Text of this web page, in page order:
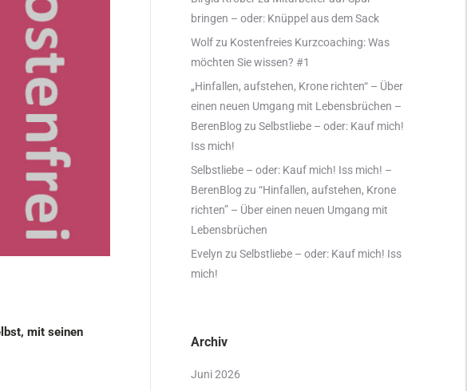
mit seinen
bringen – oder: Knüppel aus dem Sack
Wolfzu Kostenfreies Kurzcoaching: Was
möchten Sie wissen? #1
„Hinfallen, aufstehen, Krone richten“ – Über
einen neuen Umgang mit Lebensbrüchen –
BerenBlog zu Selbstliebe – oder: Kauf mich!
Iss mich!
Selbstliebe – oder: Kauf mich! Iss mich! –
BerenBlog zu “Hinfallen, aufstehen, Krone
richten” – Über einen neuen Umgang mit
Lebensbrüchen
Evelyn zu Selbstliebe – oder: Kauf mich! Iss
mich!
Archiv
Juni 2026